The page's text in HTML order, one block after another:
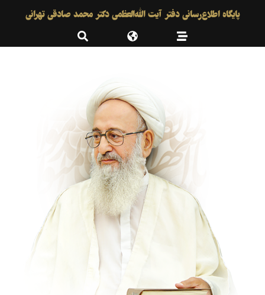
پایگاه اطلاع‌رسانی دفتر آیت الله‌العظمی دکتر محمد صادقی تهرانی